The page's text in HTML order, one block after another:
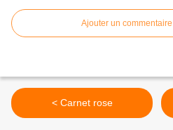
Ajouter un commentaire
< Carnet rose